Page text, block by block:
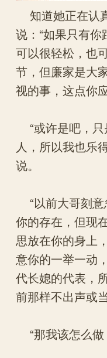
知道她正在认
说：“如果只有
可以很轻松，也
节，但廉家是大
视的事，这点你
“或许是吧，只
人，所以我也乐
说。
“以前大哥刻意
你的存在，但现
思放在你的身上
意你的一举一动
代长媳的代表，
前那样不出声或
“那我该怎么做